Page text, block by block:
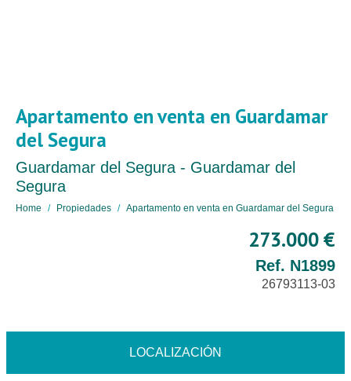
Apartamento en venta en Guardamar
del Segura
Guardamar del Segura - Guardamar del
Segura
Home Propiedades Apartamento en venta en Guardamar del Segura
273.000 €
Ref. N1899
26793113-03
LOCALIZACIÓN